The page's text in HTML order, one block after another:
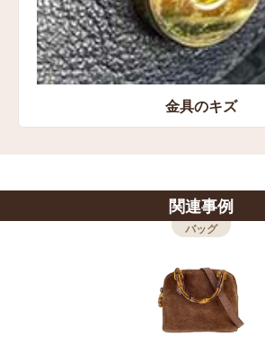
金具のキズ
関連事例
バッグ